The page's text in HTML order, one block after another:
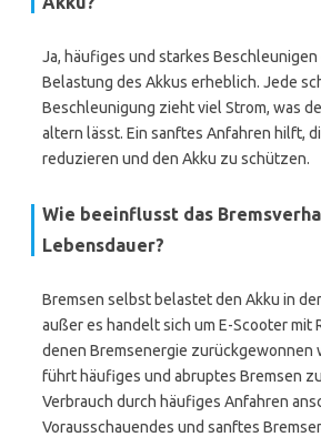
Ja, häufiges und starkes
Belastung des Akkus erheblich. Jede
Beschleunigung zieht viel Strom, was
altern lässt. Ein sanftes Anfahren hilft,
reduzieren und den Akku zu schützen.
Wie beeinflusst das
Lebensdauer?
Bremsen selbst belastet den Akku in
außer es handelt sich um E-Scooter mit
denen Bremsenergie zurückgewonnen
führt häufiges und abruptes Bremsen
Verbrauch durch häufiges Anfahren
Vorausschauendes und sanftes